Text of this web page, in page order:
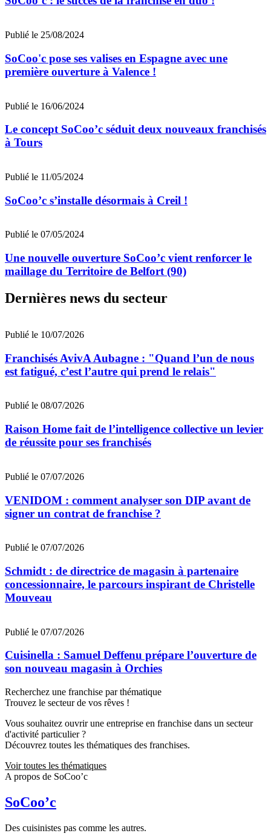
Publié le 25/08/2024
SoCoo'c pose ses valises en Espagne avec une
première ouverture à Valence !
Publié le 16/06/2024
Le concept SoCoo’c séduit deux nouveaux franchisés
à Tours
Publié le 11/05/2024
SoCoo’c s’installe désormais à Creil !
Publié le 07/05/2024
Une nouvelle ouverture SoCoo’c vient renforcer le
maillage du Territoire de Belfort (90)
Dernières news du secteur
Publié le 10/07/2026
Franchisés AvivA Aubagne : "Quand l’un de nous
est fatigué, c’est l’autre qui prend le relais"
Publié le 08/07/2026
Raison Home fait de l’intelligence collective un levier
de réussite pour ses franchisés
Publié le 07/07/2026
VENIDOM : comment analyser son DIP avant de
signer un contrat de franchise ?
Publié le 07/07/2026
Schmidt : de directrice de magasin à partenaire
concessionnaire, le parcours inspirant de Christelle
Mouveau
Publié le 07/07/2026
Cuisinella : Samuel Deffenu prépare l’ouverture de
son nouveau magasin à Orchies
Recherchez une franchise par thématique
Trouvez le secteur de vos rêves !
Vous souhaitez ouvrir une entreprise en franchise dans un secteur
d'activité particulier ?
Découvrez toutes les thématiques des franchises.
Voir toutes les thématiques
A propos de SoCoo’c
SoCoo’c
Des cuisinistes pas comme les autres.